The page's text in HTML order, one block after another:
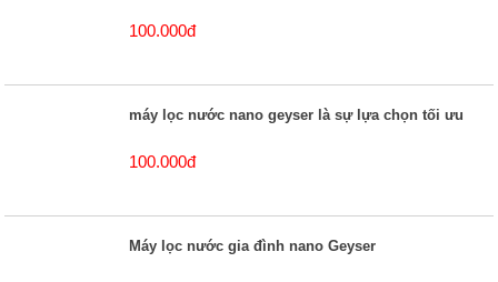
100.000đ
máy lọc nước nano geyser là sự lựa chọn tối ưu
100.000đ
Máy lọc nước gia đình nano Geyser